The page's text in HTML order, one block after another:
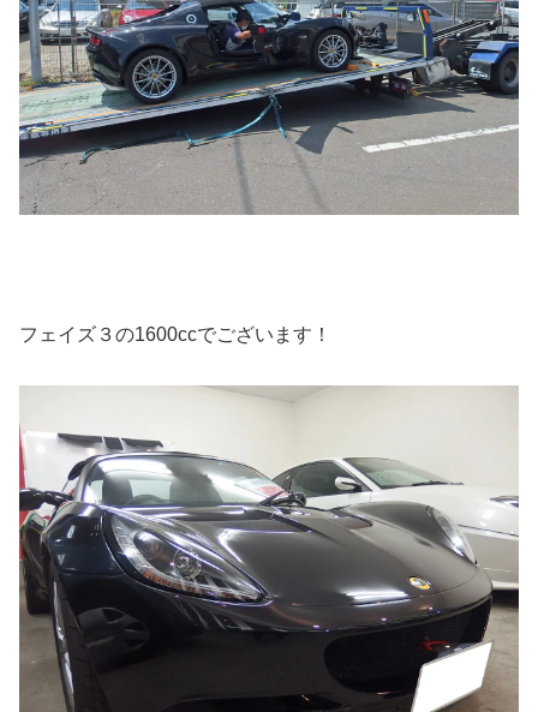
フェイズ３の1600ccでございます！